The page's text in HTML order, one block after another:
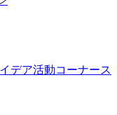
デア活動コーナース